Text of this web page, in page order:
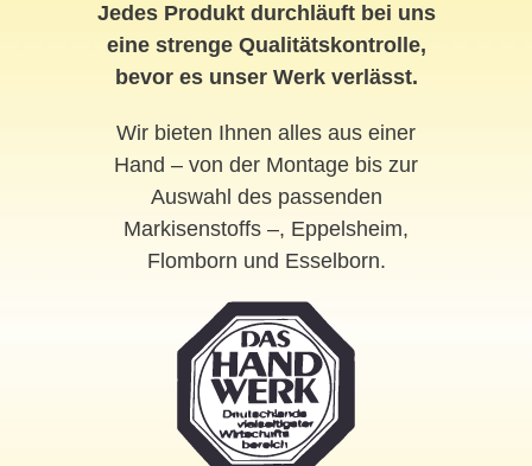
Jedes Produkt durchläuft bei uns
eine strenge Qualitätskontrolle,
bevor es unser Werk verlässt.
Wir bieten Ihnen alles aus einer
Hand – von der Montage bis zur
Auswahl des passenden
Markisenstoffs –, Eppelsheim,
Flomborn und Esselborn.